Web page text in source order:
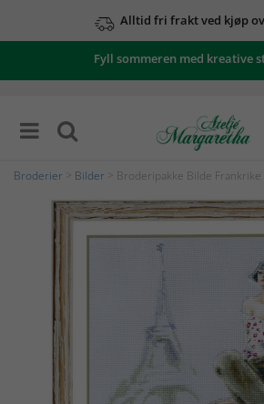
Alltid fri frakt ved kjøp
Fyll sommeren med kreative
Broderier Bilder > Broderipakke Bilde Frankrike